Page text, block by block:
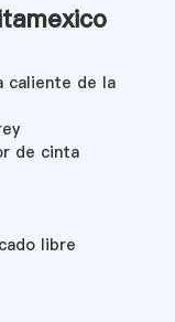
caliente de la
de cinta
libre